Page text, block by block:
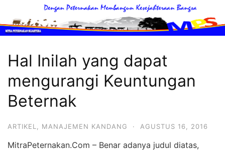
konten
Mitra
Peternakan
MItra
Peternakan
Sahabat
Terbaik
Peternak
Hal Inilah yang dapat
mengurangi Keuntungan
Beternak
ARTIKEL, MANAJEMEN KANDANG · AGUSTUS 16, 2016
MitraPeternakan.Com – Benar adanya judul diatas,